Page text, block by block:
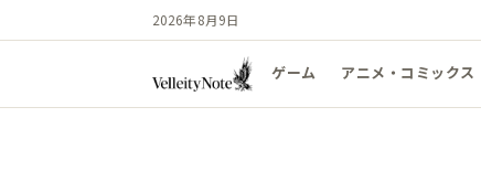
2026年8月9日
ゲーム アニメ・コミックス